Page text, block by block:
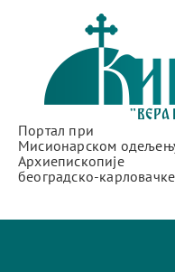
"ВЕРА
Портал при
Мисионарском
Архиепископије
београдско-карловачке